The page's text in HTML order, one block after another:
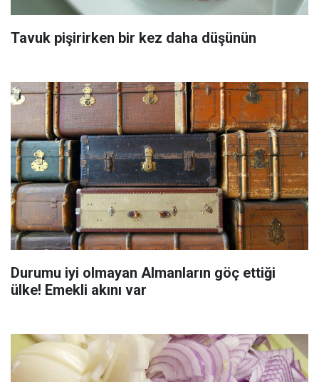
Tavuk pişirirken bir kez daha düşünün
Durumu iyi olmayan Almanların göç ettiği
ülke! Emekli akını var